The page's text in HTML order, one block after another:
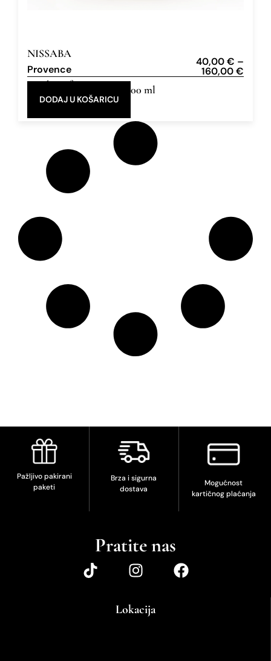
NISSABA
Provence
40,00€ –
160,00€
Eau de Parfum 10 ml, 100 ml
DODAJ U KOŠARICU
Pažljivo pakirani
paketi
Brza i sigurna
dostava
Mogućnost
kartičnog plaćanja
Pratite nas
Lokacija